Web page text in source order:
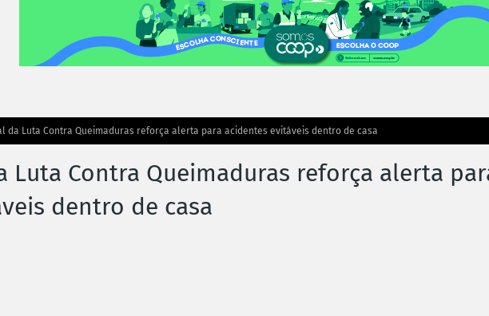
da Luta Contra Queimaduras reforça alerta para acidentes evitáveis dentro de casa
Luta Contra Queimaduras reforça alerta
dentro de casa